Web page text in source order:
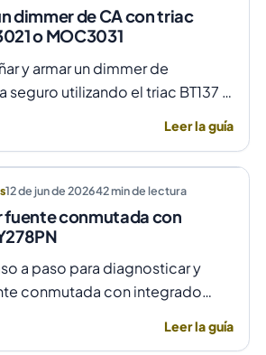
dimmer de CA con triac
o MOC3031
y armar un dimmer de
seguro utilizando el triac BT137 y
Leer la guía
12 de jun de 202642min de lectura
fuente conmutada con
a paso para diagnosticar y
conmutada con integrado
Leer la guía